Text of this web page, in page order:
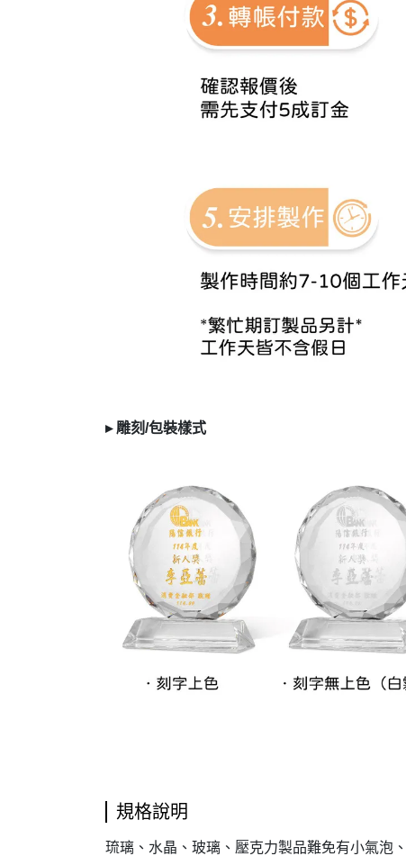
▸ 雕刻/包裝樣式
規格說明
琉璃、水晶、玻璃、壓克力製品難免有小氣泡